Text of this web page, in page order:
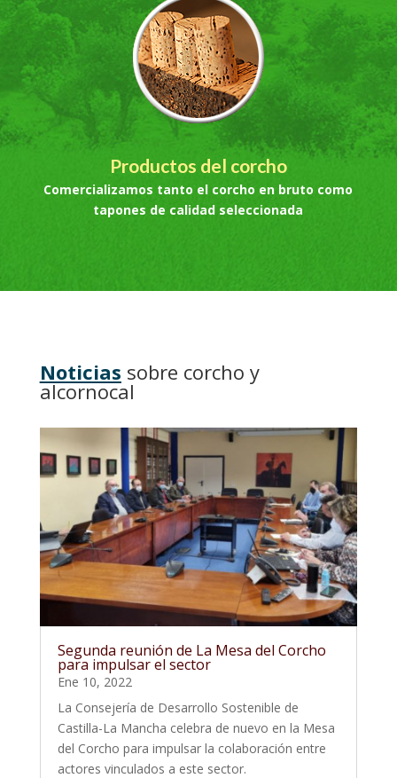
Productos del corcho
Comercializamos tanto el corcho en bruto como
tapones de calidad seleccionada
Noticias sobre corcho y
alcornocal
Segunda reunión de La Mesa del Corcho
para impulsar el sector
Ene 10, 2022
La Consejería de Desarrollo Sostenible de
Castilla-La Mancha celebra de nuevo en la Mesa
del Corcho para impulsar la colaboración entre
actores vinculados a este sector.